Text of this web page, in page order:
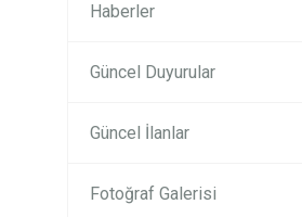
Haberler
Güncel Duyurular
Güncel İlanlar
Fotoğraf Galerisi